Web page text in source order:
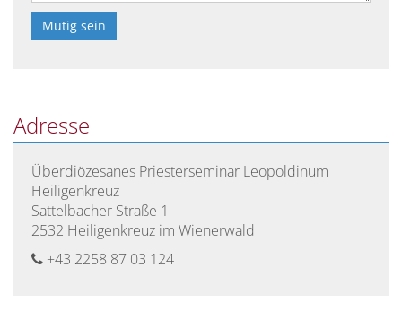
leer.
Adresse
Überdiözesanes Priesterseminar Leopoldinum
Heiligenkreuz
Sattelbacher Straße 1
2532 Heiligenkreuz im Wienerwald
+43 2258 87 03 124